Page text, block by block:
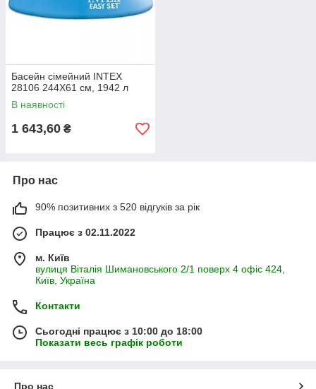
Басейн сімейний INTEX
28106 244Х61 см, 1942 л
В наявності
1 643,60 ₴
Про нас
90% позитивних з 520 відгуків за рік
Працює з 02.11.2022
м. Київ
вулиця Віталія Шимановського 2/1 поверх 4 офіс 424,
Київ, Україна
Контакти
Сьогодні працює з 10:00 до 18:00
Показати весь графік роботи
Про нас